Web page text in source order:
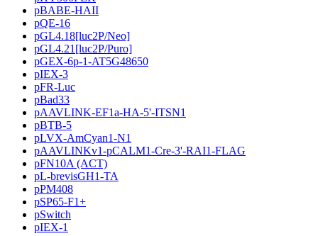
pBABE-HAII
pQE-16
pGL4.18[luc2P/Neo]
pGL4.21[luc2P/Puro]
pGEX-6p-1-AT5G48650
pIEX-3
pFR-Luc
pBad33
pAAVLINK-EF1a-HA-5'-ITSN1
pBTB-5
pLVX-AmCyan1-N1
pAAVLINKv1-pCALM1-Cre-3'-RAI1-FLAG
pFN10A (ACT)
pL-brevisGH1-TA
pPM408
pSP65-F1+
pSwitch
pIEX-1